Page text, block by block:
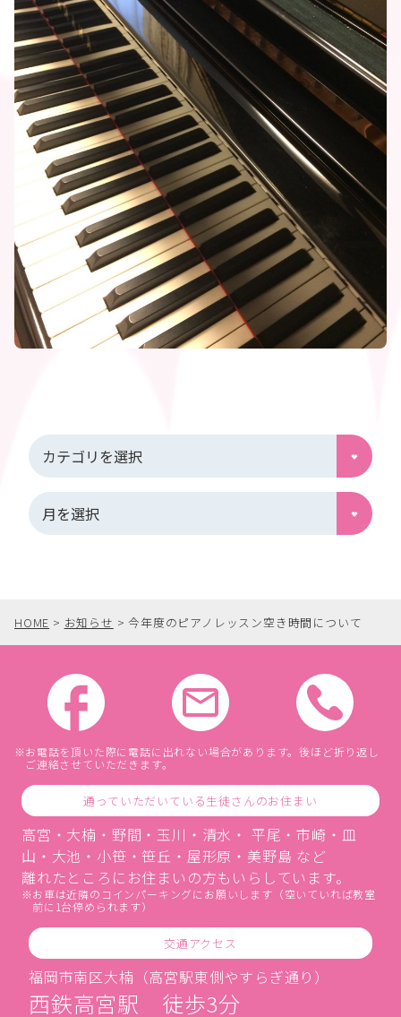
HOME > お知らせ >今年度のピアノレッスン空き時間について
お電話を頂いた際に電話に出れない場合があります。後ほど折り返し
ご連絡させていただきます。
通っていただいている生徒さんのお住まい
高宮・大楠・野間・玉川・清水・ 平尾・市崎・皿
山・大池・小笹・笹丘・屋形原・美野島 など
離れたところにお住まいの方もいらしています。
お車は近隣のコインパーキングにお願いします（空いていれば教室
前に1台停められます）
交通アクセス
福岡市南区大楠（高宮駅東側やすらぎ通り）
西鉄高宮駅 徒歩3分